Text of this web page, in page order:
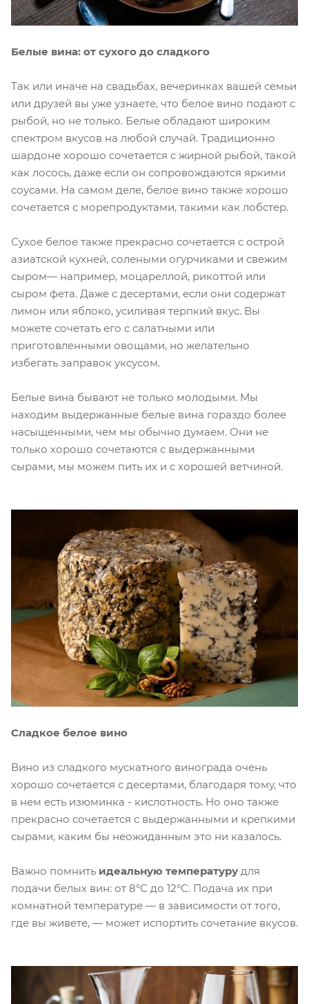
Белые вина: от сухого до сладкого
Так или иначе на свадьбах, вечеринках вашей семьи
или друзей вы уже узнаете, что белое вино подают с
рыбой, но не только. Белые обладают широким
спектром вкусов на любой случай. Традиционно
шардоне хорошо сочетается с жирной рыбой, такой
как лосось, даже если он сопровождаются яркими
соусами. На самом деле, белое вино также хорошо
сочетается с морепродуктами, такими как лобстер.
Сухое белое также прекрасно сочетается с острой
азиатской кухней, солеными огурчиками и свежим
сыром— например, моцареллой, рикоттой или
сыром фета. Даже с десертами, если они содержат
лимон или яблоко, усиливая терпкий вкус. Вы
можете сочетать его с салатными или
приготовленными овощами, но желательно
избегать заправок уксусом.
Белые вина бывают не только молодыми. Мы
находим выдержанные белые вина гораздо более
насыщенными, чем мы обычно думаем. Они не
только хорошо сочетаются с выдержанными
сырами, мы можем пить их и с хорошей ветчиной.
Сладкое белое вино
Вино из сладкого мускатного винограда очень
хорошо сочетается с десертами, благодаря тому, что
в нем есть изюминка - кислотность. Но оно также
прекрасно сочетается с выдержанными и крепкими
сырами, каким бы неожиданным это ни казалось.
Важно помнить идеальную температуру для
подачи белых вин: от 8°C до 12°C. Подача их при
комнатной температуре — в зависимости от того,
где вы живете, — может испортить сочетание вкусов.